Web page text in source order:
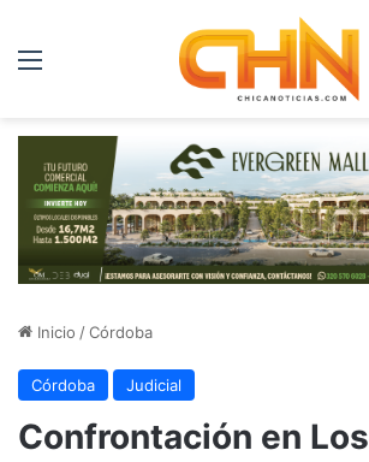
Menú
Inicio /Córdoba
Córdoba Judicial
Confrontación en Los